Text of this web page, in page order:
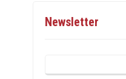
Newsletter